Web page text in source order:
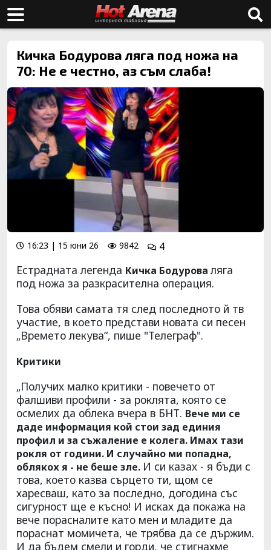
Кичка Бодурова ляга под ножа на
70: Не е честно, аз съм слаба!
16:23 | 15 юни 26 9842 4
Естрадната легенда Кичка Бодуроваляга
под ножа за разкрасителна операция.
Това обяви самата тя след последното й тв
участие, в което представи новата си песен
„Времето лекува“, пише "Телеграф".
Критики
„Получих малко критики - повечето от
фалшиви профили - за роклята, която се
осмелих да облека вчера в БНТ. Вече ми се
даде информация кой стои зад единия
профил и за съжаление е колега. Имах тази
рокля от години. И случайно ми попадна,
облякох я - не беше зле. И си казах - я бъди с
това, което казва сърцето ти, щом се
харесваш, като за последно, догодина със
сигурност ще е късно! И исках да покажа на
вече порасналите като мен и младите да
пораснат момичета, че трябва да се държим.
И да бъдем смели и горди, че стигнахме